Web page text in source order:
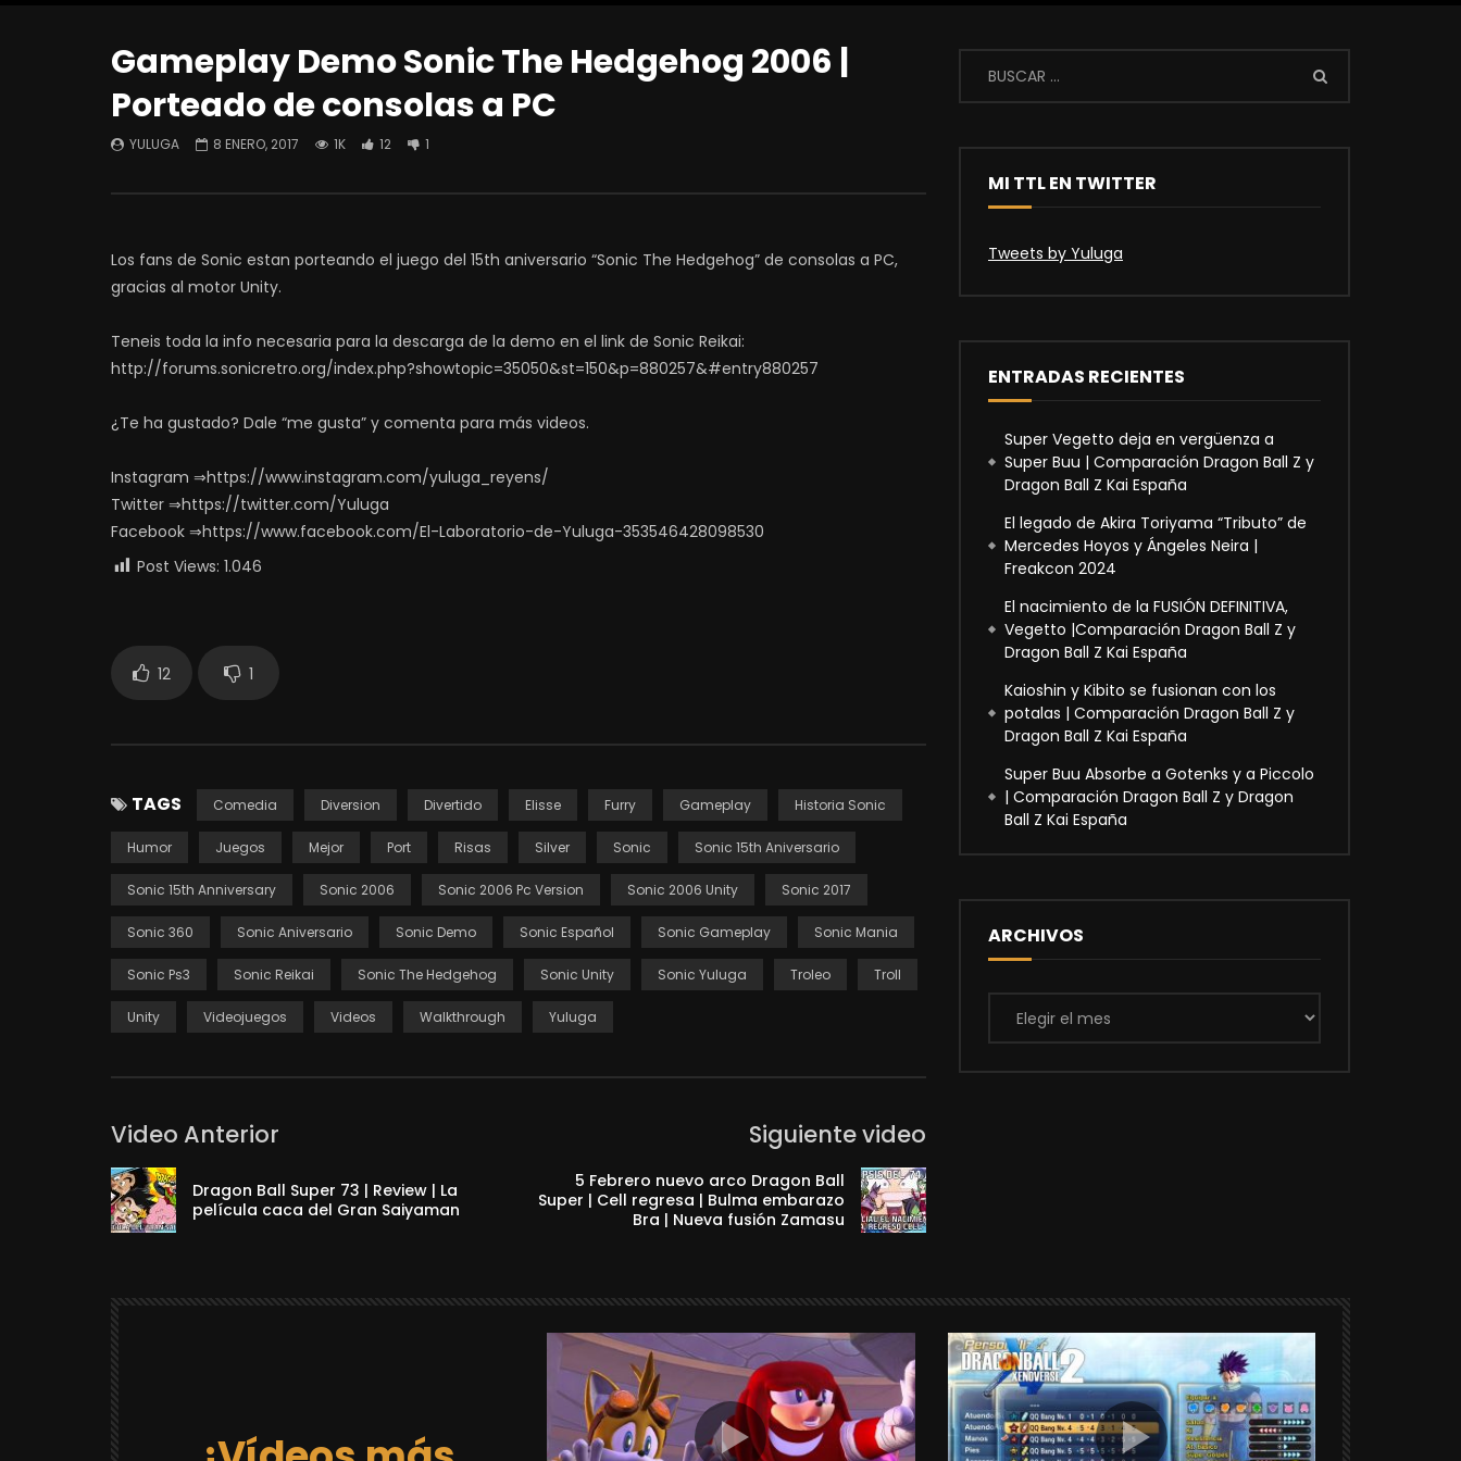
Gameplay Demo Sonic The Hedgehog 2006 |
Porteado de consolas a PC
YULUGA 8 ENERO, 2017 1K 12 1
Los fans de Sonic estan porteando el juego del 15th aniversario “Sonic The Hedgehog” de consolas a PC,
gracias al motor Unity.
Teneis toda la info necesaria para la descarga de la demo en el link de Sonic Reikai:
http://forums.sonicretro.org/index.php?showtopic=35050&st=150&p=880257&#entry880257
¿Te ha gustado? Dale “me gusta” y comenta para más videos.
Instagram ⇒https://www.instagram.com/yuluga_reyens/
Twitter ⇒https://twitter.com/Yuluga
Facebook ⇒https://www.facebook.com/El-Laboratorio-de-Yuluga-353546428098530
Post Views: 1.046
12 1
TAGS Comedia Diversion Divertido Elisse Furry Gameplay Historia Sonic
Humor Juegos Mejor Port Risas Silver Sonic Sonic 15th Aniversario
Sonic 15th Anniversary Sonic 2006 Sonic 2006 Pc Version Sonic 2006 Unity Sonic 2017
Sonic 360 Sonic Aniversario Sonic Demo Sonic Español Sonic Gameplay Sonic Mania
Sonic Ps3 Sonic Reikai Sonic The Hedgehog Sonic Unity Sonic Yuluga Troleo Troll
Unity Videojuegos Videos Walkthrough Yuluga
Video Anterior
Dragon Ball Super 73 | Review | La
película caca del Gran Saiyaman
Siguiente video
5 Febrero nuevo arco Dragon Ball
Super | Cell regresa | Bulma embarazo
Bra | Nueva fusión Zamasu
MI TTL EN TWITTER
Tweets by Yuluga
ENTRADAS RECIENTES
Super Vegetto deja en vergüenza a
Super Buu | Comparación Dragon Ball Z y
Dragon Ball Z Kai España
El legado de Akira Toriyama “Tributo” de
Mercedes Hoyos y Ángeles Neira |
Freakcon 2024
El nacimiento de la FUSIÓN DEFINITIVA,
Vegetto |Comparación Dragon Ball Z y
Dragon Ball Z Kai España
Kaioshin y Kibito se fusionan con los
potalas | Comparación Dragon Ball Z y
Dragon Ball Z Kai España
Super Buu Absorbe a Gotenks y a Piccolo
| Comparación Dragon Ball Z y Dragon
Ball Z Kai España
ARCHIVOS
Archivos